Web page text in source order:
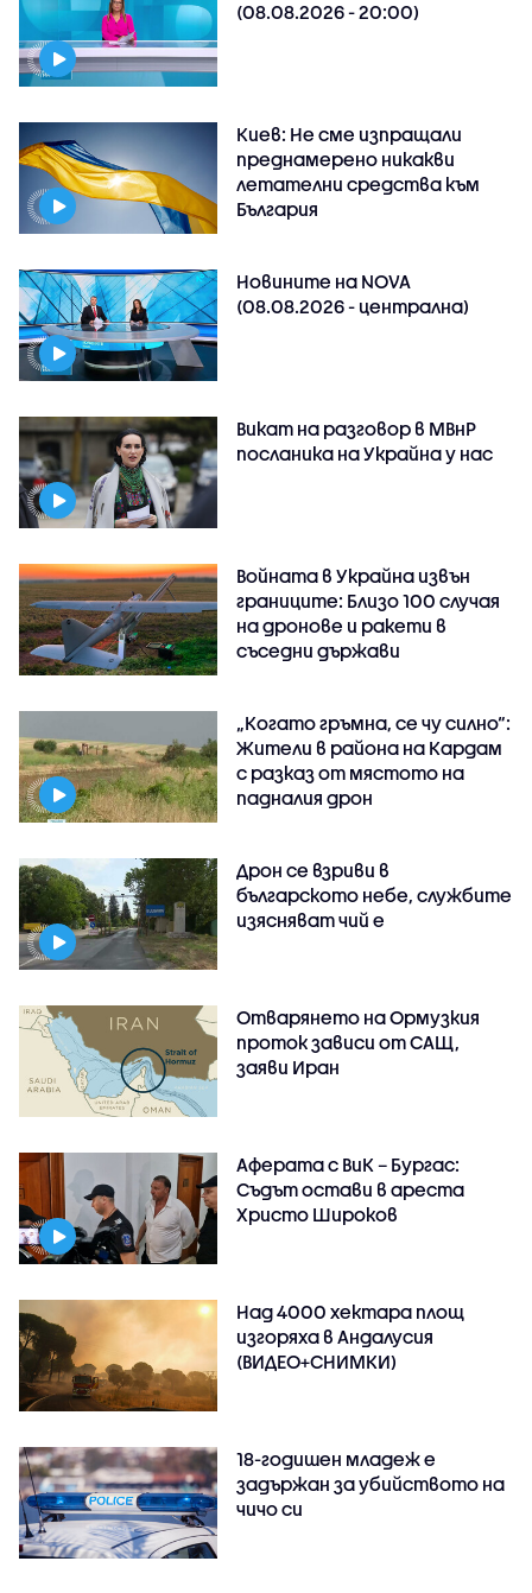
(08.08.2026 - 20:00)
Киев: Не сме изпращали
преднамерено никакви
летателни средства към
България
Новините на NOVA
(08.08.2026 - централна)
Викат на разговор в МВнР
посланика на Украйна у нас
Войната в Украйна извън
границите: Близо 100 случая
на дронове и ракети в
съседни държави
„Когато гръмна, се чу силно“:
Жители в района на Кардам
с разказ от мястото на
падналия дрон
Дрон се взриви в
българското небе, службите
изясняват чий е
Отварянето на Ормузкия
проток зависи от САЩ,
заяви Иран
Аферата с ВиК – Бургас:
Съдът остави в ареста
Христо Широков
Над 4000 хектара площ
изгоряха в Андалусия
(ВИДЕО+СНИМКИ)
18-годишен младеж е
задържан за убийството на
чичо си